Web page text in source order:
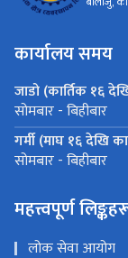
कार्यालय समय
जाडो (कार्तिक १६
गर्मी (माघ १६ देखि
सोमबार - बिहीबार